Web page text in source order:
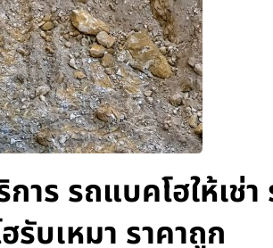
าร รถแบคโฮให้เช่า
รับเหมา ราคาถูก